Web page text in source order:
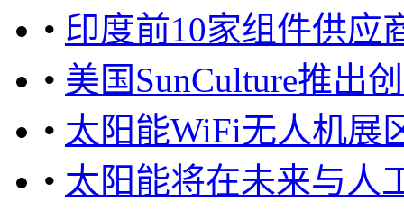
• 印度前10家组件供应
• 美国SunCulture推出
• 太阳能WiFi无人机展
• 太阳能将在未来与人